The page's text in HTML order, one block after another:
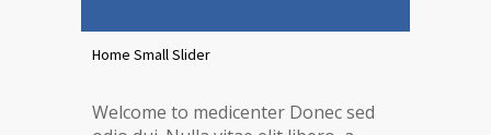
Home Small Slider
Welcome to medicenter Donec sed